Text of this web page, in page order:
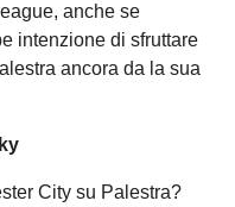
anche se
intenzione di sfruttare
ancora da la sua
City su Palestra?